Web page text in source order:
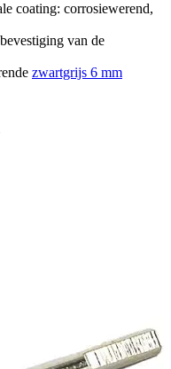
coating: corrosiewerend,
van de
zwartgrijs 6 mm